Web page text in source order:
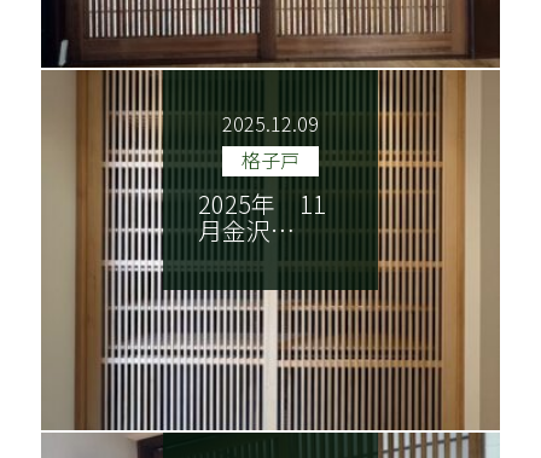
2025.12.09
格子戸
2025年 11
月金沢…